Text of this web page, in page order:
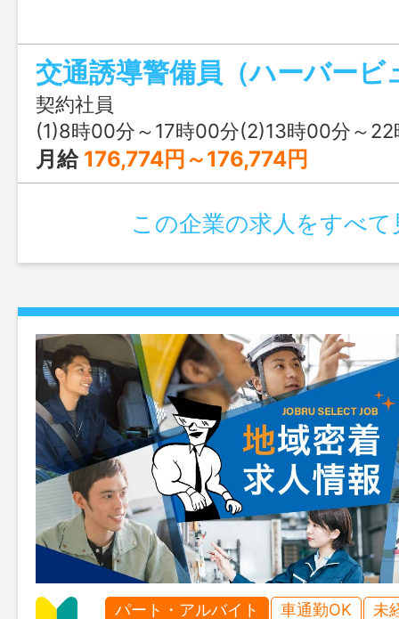
交通誘導警備員（ハーバービ
契約社員
(1)8時00分～17時00分(2)13時00分～
月給 176,774円～176,774円
この企業の求人をすべて
パート・アルバイト 車通勤OK 未